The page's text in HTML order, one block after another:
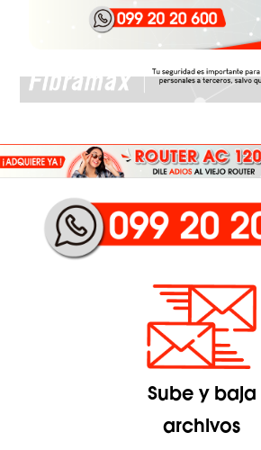
Sube y baja
archivos